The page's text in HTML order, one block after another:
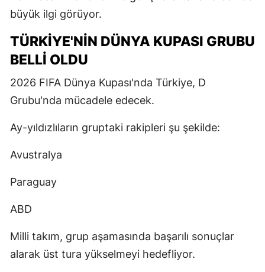
büyük ilgi görüyor.
TÜRKIYE'NIN DÜNYA KUPASI GRUBU
BELLI OLDU
2026 FIFA Dünya Kupası'nda Türkiye, D
Grubu'nda mücadele edecek.
Ay-yıldızlıların gruptaki rakipleri şu şekilde:
Avustralya
Paraguay
ABD
Milli takım, grup aşamasında başarılı sonuçlar
alarak üst tura yükselmeyi hedefliyor.